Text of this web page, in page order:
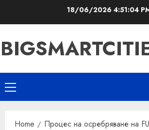
18/06/2026 4:51:05
Primary
Menu
Home
Процес на осребряване на